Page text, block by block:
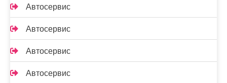
Автосервис
Автосервис
Автосервис
Автосервис